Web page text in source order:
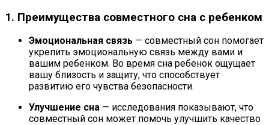
1. Преимущества совместного сна с ребенком
Эмоциональная связь — совместный сон помогает
укрепить эмоциональную связь между вами и
вашим ребенком. Во время сна ребенок ощущает
вашу близость и защиту, что способствует
развитию его чувства безопасности.
Улучшение сна — исследования показывают, что
совместный сон может помочь улучшить качество